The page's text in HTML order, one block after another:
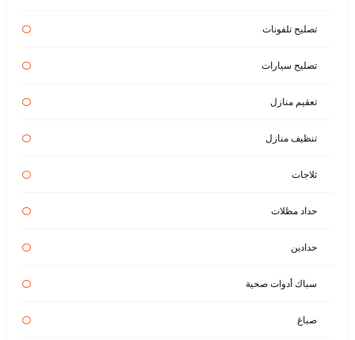
تصليح تلفونات
تصليح سيارات
تعقيم منازل
تنظيف منازل
ثلاجات
حداد مظلات
حدادين
سباك أدوات صحية
صباغ